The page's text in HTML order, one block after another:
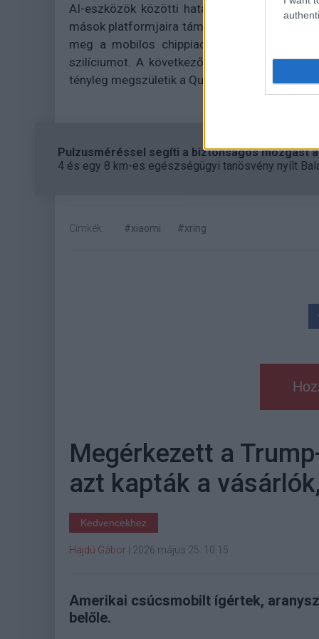
AI-eszközök közötti határ egyre jobban
mások platformjaira támaszkodik, az mindig
meg a mobilos chippiacot, de azt már
szilíciumot. A következő években derül ki,
tényleg megszületik a Qualcomm és a
Pulzusméréssel segíti a biztonságos mozgást
4 és egy 8 km-es egészségügyi tanösvény nyílt
Címkék: #xiaomi #xring
Megérkezett a
azt kapták a
Kedvencekhez
Hajdú Gábor 2026 május 25. 10:15
Amerikai csúcsmobilt ígértek,
belőle.